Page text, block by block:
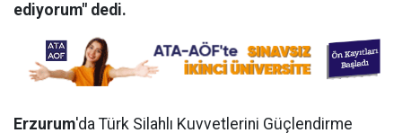
ediyorum" dedi.
Erzurum'da Türk Silahlı Kuvvetlerini Güçlendirme